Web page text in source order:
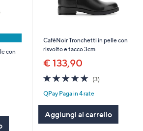
con
CafèNoir Tronchetti in pelle con
risvolto e tacco 3cm
€ 133,90
4.7
of
5
(3)3
QPay Paga in 4 rate
Aggiungi al carrello